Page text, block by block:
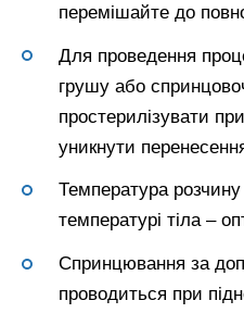
перемішайте до
Для проведення
грушу або
простерилізувати
уникнути
Температура
температурі тіла –
Спринцювання за
проводиться при